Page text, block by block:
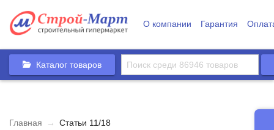
О компании Гарантия
Каталог товаров
Главная → Статьи 11/18